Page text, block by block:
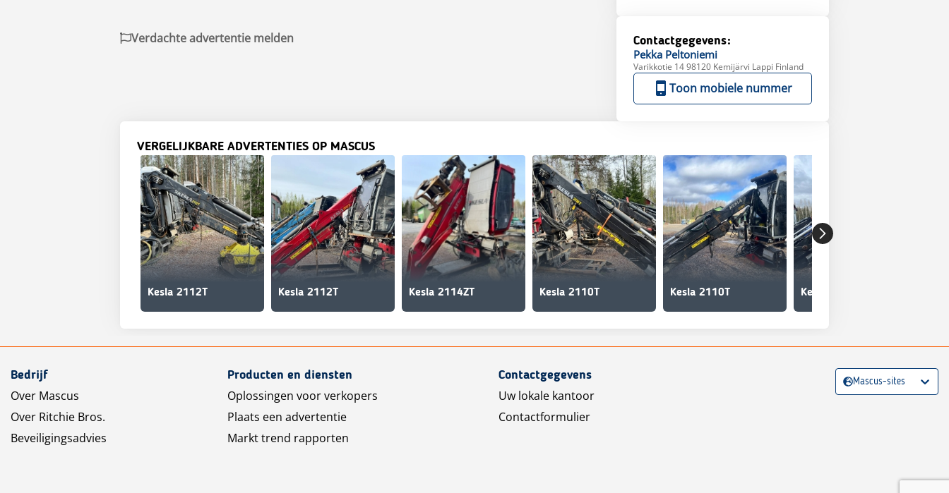
Contactgegevens:
Pekka Peltoniemi
Varikkotie 14 98120 Kemijärvi Lappi Finland
Toon mobiele nummer
Verdachte advertentie melden
VERGELIJKBARE ADVERTENTIES OP MASCUS
Kesla 2112T Kesla 2112T Kesla 2114ZT Kesla 2110T Kesla 2110T Kesla 2110 T
Bedrijf
Over Mascus
Over Ritchie Bros.
Beveiligingsadvies
Producten en diensten
Oplossingen voor verkopers
Plaats een advertentie
Markt trend rapporten
Contactgegevens
Uw lokale kantoor
Contactformulier
Mascus-sites